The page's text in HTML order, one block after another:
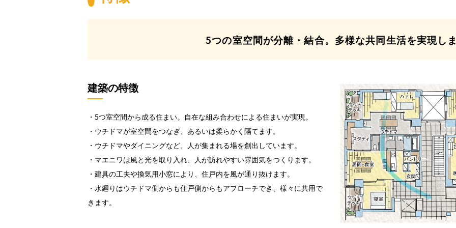
5つの室空間が分離・結合。 多様な共同生活を実現し
建築の特徴
・5つ室空間から成る住まい。自在な組み合わせによる住まいが実現。
・ウチドマが室空間をつなぎ、あるいは柔らかく隔てます。
・ウチドマやダイニングなど、人が集まれる場を創出しています。
・マエニワは風と光を取り入れ、人が訪れやすい雰囲気をつくります。
・建具の工夫や換気用小窓により、住戸内を風が通り抜けます。
・水廻りはウチドマ側からも住戸側からもアプローチでき、様々に共用で
きます。